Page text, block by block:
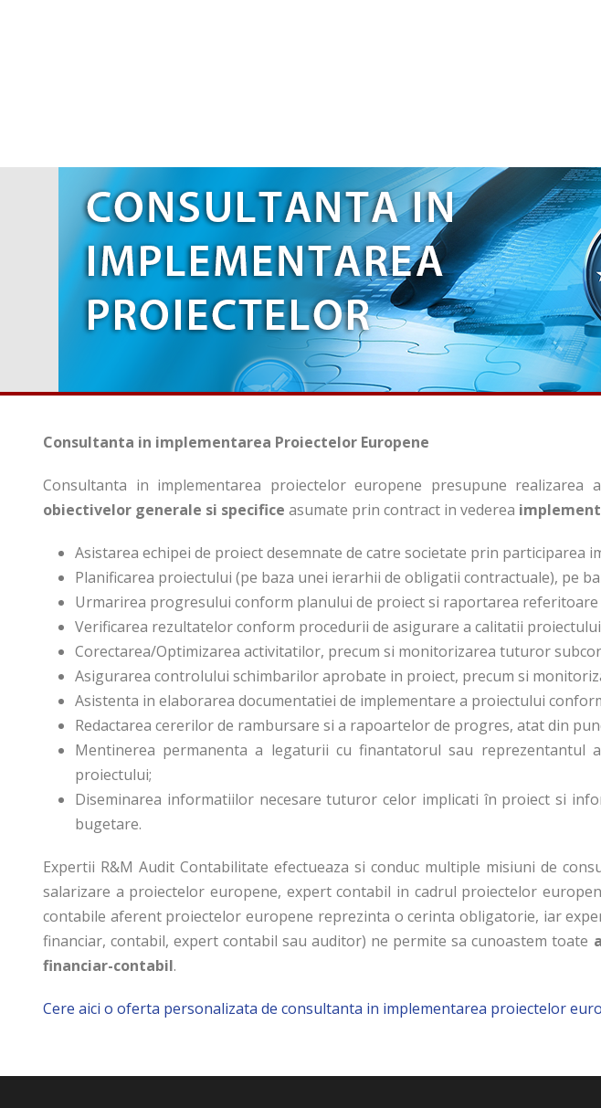
Consultanta in implementarea Proiectelor Europene
Consultanta in implementarea proiectelor europene presupune realizarea
obiectivelor generale si specifice asumate prin contract in vederea
Asistarea echipei de proiect desemnate de catre societate prin
Planificarea proiectului (pe baza unei ierarhii de obligatii contractuale), pe
Urmarirea progresului conform planului de proiect si raportarea
Verificarea rezultatelor conform procedurii de asigurare a calitatii
Corectarea/Optimizarea activitatilor, precum si monitorizarea tuturor
Asigurarea controlului schimbarilor aprobate in proiect, precum si
Asistenta in elaborarea documentatiei de implementare a proiectului
Redactarea cererilor de rambursare si a rapoartelor de progres, atat din
Mentinerea permanenta a legaturii cu finantatorul sau
proiectului;
Diseminarea informatiilor necesare tuturor celor implicati în proiect si
bugetare.
Expertii R&M Audit Contabilitate efectueaza si conduc multiple misiuni de
salarizare a proiectelor europene, expert contabil in cadrul proiectelor
contabile aferent proiectelor europene reprezinta o cerinta obligatorie, iar
financiar, contabil, expert contabil sau auditor) ne permite sa cunoastem toate
financiar-contabil.
Cere aici o oferta personalizata de consultanta in implementarea proiectelor